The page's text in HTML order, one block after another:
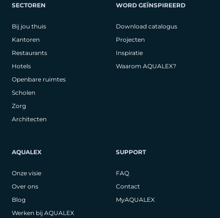
SECTOREN
Bij jou thuis
Kantoren
Restaurants
Hotels
Openbare ruimtes
Scholen
Zorg
Architecten
WORD GEÏNSPIREERD
Download catalogus
Projecten
Inspiratie
Waarom AQUALEX?
AQUALEX
Onze visie
Over ons
Blog
Werken bij AQUALEX
SUPPORT
FAQ
Contact
MyAQUALEX